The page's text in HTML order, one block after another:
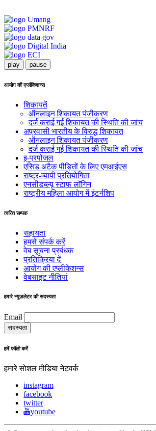
play pause
आयोग की एप्लीकेशन्स
शिकायतें
ऑनलाइन शिकायत पंजीकरण
दर्ज कराई गई शिकायत की स्थिति की जांच
अप्रवासी भारतीय के विरुद्ध शिकायत
ऑनलाइन शिकायत पंजीकरण
दर्ज कराई गई शिकायत की स्थिति की जांच
इ-प्रपोजल
एसिड अटैक पीड़ितों के लिए एमआईएस
राष्ट्र-व्यापी प्रतियोगिता
एनसीडब्ल्यू स्टाफ लॉगिन
राष्ट्रीय महिला आयोग में इंटर्नशिप
त्वरित सम्पक
सहायता
हमसे संपर्क करें
वेब सूचना प्रबंधक
प्रतिक्रिया दें
आयोग की एप्लीकेशन्स
वेबसाइट नीतियां
हमारे न्यूज़लेटर की सदस्यता
Email
हमें फॉलो करें
हमारे सोशल मीडिया नेटवर्क
instagram
facebook
twitter
youtube